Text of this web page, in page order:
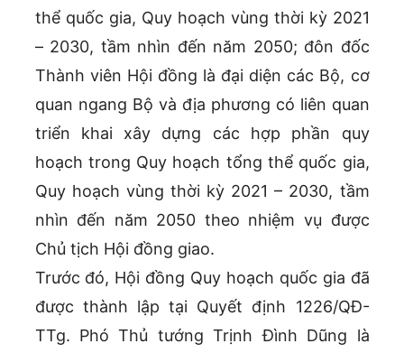
thể quốc gia, Quy hoạch vùng thời kỳ 2021
– 2030, tầm nhìn đến năm 2050; đôn đốc
Thành viên Hội đồng là đại diện các Bộ, cơ
quan ngang Bộ và địa phương có liên quan
triển khai xây dựng các hợp phần quy
hoạch trong Quy hoạch tổng thể quốc gia,
Quy hoạch vùng thời kỳ 2021 – 2030, tầm
nhìn đến năm 2050 theo nhiệm vụ được
Chủ tịch Hội đồng giao.
Trước đó, Hội đồng Quy hoạch quốc gia đã
được thành lập tại Quyết định 1226/QĐ-
TTg. Phó Thủ tướng Trịnh Đình Dũng là